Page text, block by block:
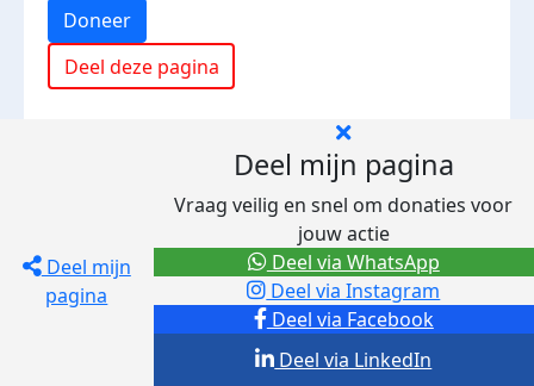
Doneer
Deel deze pagina
Deel mijn
pagina
Deel mijn pagina
Vraag veilig en snel om donaties voor
jouw actie
Deel via Facebook
Deel via Instagram
Deel via LinkedIn
Deel via WhatsApp